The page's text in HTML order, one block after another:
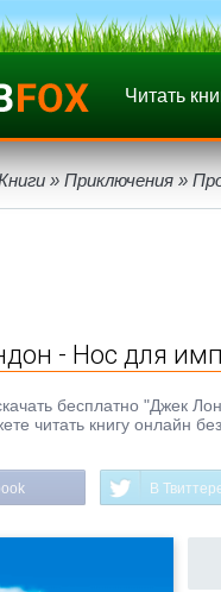
Читать
» Приключения »
- Нос для
бесплатно "Джек
читать книгу онлайн
В